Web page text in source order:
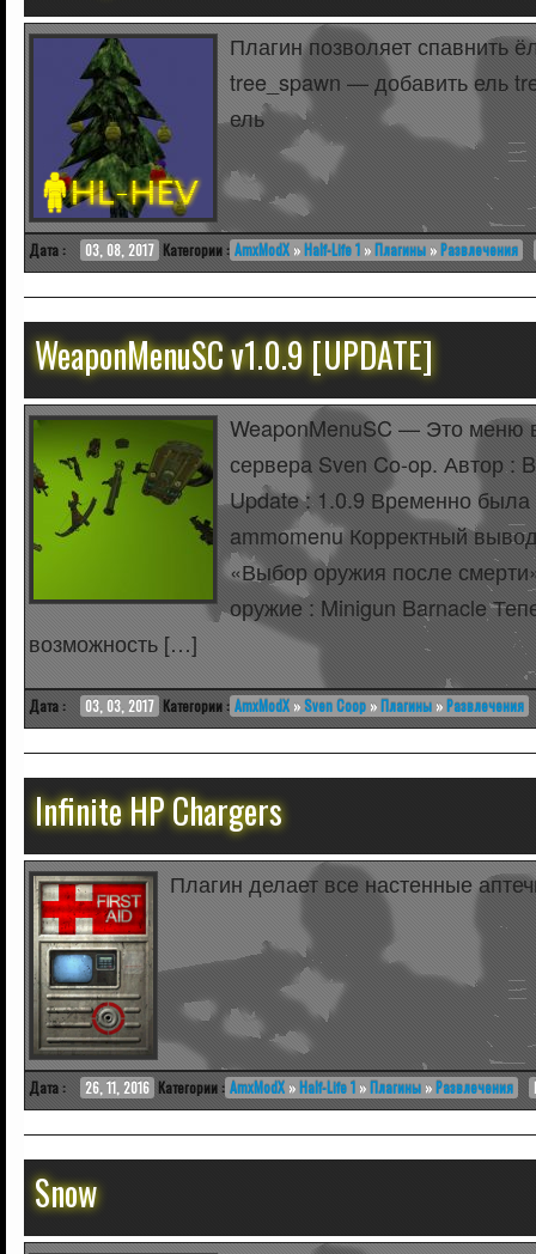
Плагин позволяет спавнить
tree_spawn — добавить ель
ель
Дата : 03, 08, 2017 Категории : AmxModX »Half-Life 1 »Плагины »Развлечения
WeaponMenuSC v1.0.9 [UPDATE]
WeaponMenuSC — Это меню
сервера Sven Co-op. Автор :
Update : 1.0.9 Временно
ammomenu Корректный
«Выбор оружия после
оружие : Minigun Barnacle
возможность […]
Дата : 03, 03, 2017 Категории : AmxModX »Sven Coop »Плагины »Развлечения
Infinite HP Chargers
Плагин делает все настенные
Дата : 26, 11, 2016 Категории : AmxModX »Half-Life 1 »Плагины »Развлечения
Snow